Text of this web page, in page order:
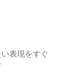
表現をすぐ